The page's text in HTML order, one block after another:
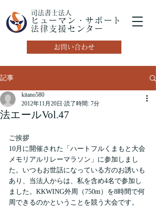
司法書士法人
ヒューマン・サポート
法律支援センター
お問い合わせ
記事
法エールVol.47
kitano580
2012年11月20日 読了時間: 7分
ご挨拶
10月に開催された「ハートフルくまもと大会
メモリアルリレーマラソン」に参加しまし
た。いつもお世話になっている方のお誘いも
あり、当法人からは、私を含め4名で参加し
ました。KKWING外周（750m）を8時間で何
周できるのかということを競う大会です。